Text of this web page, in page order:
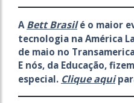
A Bett Brasilé o maior
tecnologia na América
de maio no
E nós, da Educação,
especial. Clique aqui